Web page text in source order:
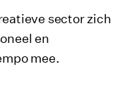
sector zich
en
mee.